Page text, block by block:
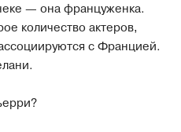
— она француженка.
количество актеров,
с Францией.